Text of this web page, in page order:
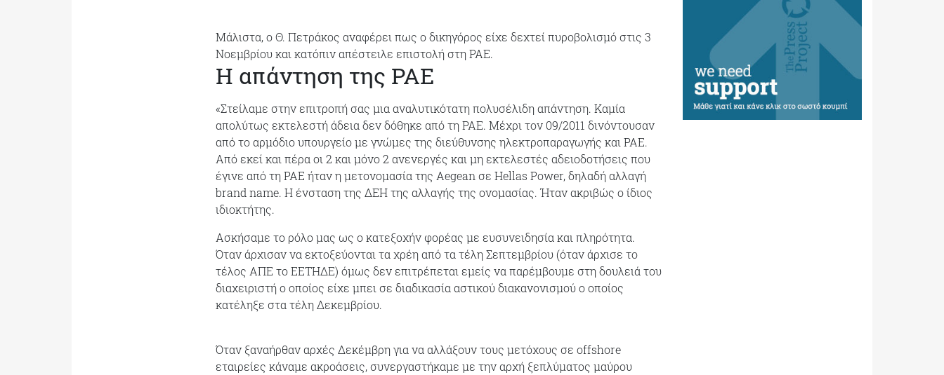
Μάλιστα, ο Θ. Πετράκος αναφέρει πως ο δικηγόρος είχε δεχτεί πυροβολισμό στις 3
Νοεμβρίου και κατόπιν απέστειλε επιστολή στη ΡΑΕ.
Η απάντηση της ΡΑΕ
«Στείλαμε στην επιτροπή σας μια αναλυτικότατη πολυσέλιδη απάντηση. Καμία
απολύτως εκτελεστή άδεια δεν δόθηκε από τη ΡΑΕ. Μέχρι τον 09/2011 δινόντουσαν
από το αρμόδιο υπουργείο με γνώμες της διεύθυνσης ηλεκτροπαραγωγής και ΡΑΕ.
Από εκεί και πέρα οι 2 και μόνο 2 ανενεργές και μη εκτελεστές αδειοδοτήσεις που
έγινε από τη ΡΑΕ ήταν η μετονομασία της Aegean σε Hellas Power, δηλαδή αλλαγή
brand name. Η ένσταση της ΔΕΗ της αλλαγής της ονομασίας. Ήταν ακριβώς ο ίδιος
ιδιοκτήτης.
Ασκήσαμε το ρόλο μας ως ο κατεξοχήν φορέας με ευσυνειδησία και πληρότητα.
Όταν άρχισαν να εκτοξεύονται τα χρέη από τα τέλη Σεπτεμβρίου (όταν άρχισε το
τέλος ΑΠΕ το ΕΕΤΗΔΕ) όμως δεν επιτρέπεται εμείς να παρέμβουμε στη δουλειά του
διαχειριστή ο οποίος είχε μπει σε διαδικασία αστικού διακανονισμού ο οποίος
κατέληξε στα τέλη Δεκεμβρίου.
Όταν ξαναήρθαν αρχές Δεκέμβρη για να αλλάξουν τους μετόχους σε offshore
εταιρείες κάναμε ακροάσεις, συνεργαστήκαμε με την αρχή ξεπλύματος μαύρου